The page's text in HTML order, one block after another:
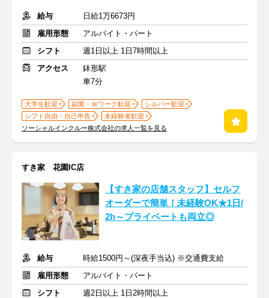
給与
日給1万6673円
雇用形態
アルバイト・パート
シフト
週1日以上 1日7時間以上
アクセス
鉢形駅
車7分
大学生歓迎 副業・Ｗワーク歓迎
シルバー歓迎
シフト自由・自己申告
未経験者歓迎
ソーシャルインクルー株式会社の求人一覧を見る
すき家 花園IC店
【すき家の店舗スタッフ】セルフ
オーダーで簡単！未経験OK★1日/
2h～プライベートも両立◎
給与
時給1500円～(深夜手当込) ※交通費支給
雇用形態
アルバイト・パート
シフト
週2日以上 1日2時間以上